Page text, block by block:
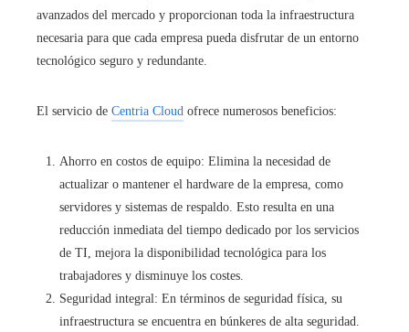
avanzados del mercado y proporcionan toda la infraestructura
necesaria para que cada empresa pueda disfrutar de un entorno
tecnológico seguro y redundante.
El servicio de Centria Cloud ofrece numerosos beneficios:
Ahorro en costos de equipo: Elimina la necesidad de
actualizar o mantener el hardware de la empresa, como
servidores y sistemas de respaldo. Esto resulta en una
reducción inmediata del tiempo dedicado por los servicios
de TI, mejora la disponibilidad tecnológica para los
trabajadores y disminuye los costes.
Seguridad integral: En términos de seguridad física, su
infraestructura se encuentra en búnkeres de alta seguridad.